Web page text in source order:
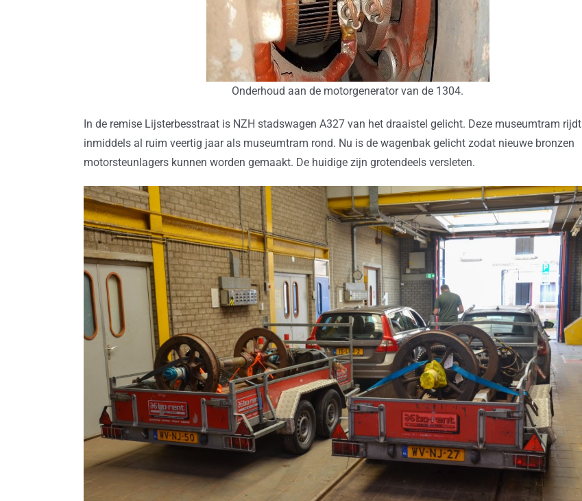
Onderhoud aan de motorgenerator van de 1304.
In de remise Lijsterbesstraat is NZH stadswagen A327 van het draaistel gelicht. Deze museumtram rijdt
inmiddels al ruim veertig jaar als museumtram rond. Nu is de wagenbak gelicht zodat nieuwe bronzen
motorsteunlagers kunnen worden gemaakt. De huidige zijn grotendeels versleten.